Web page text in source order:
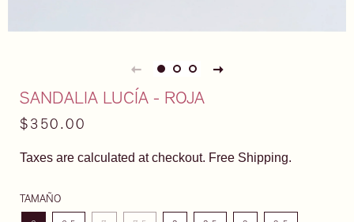
SANDALIA LUCÍA - ROJA
Precio
Precio
venta
$350.00
Taxes are calculated at checkout. Free Shipping.
TAMAÑO